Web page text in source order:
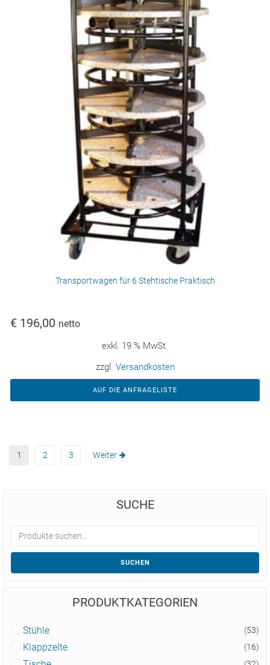
Transportwagen für 6 Stehtische Praktisch
€ 196,00 netto
exkl. 19 % MwSt.
zzgl. Versandkosten
AUF DIE ANFRAGELISTE
1 2 3 Weiter
SUCHE
SUCHEN
PRODUKTKATEGORIEN
Stühle (53)
Klappzelte (16)